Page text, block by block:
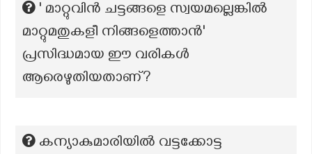
' മാറ്റുവിൻ ചട്ടങ്ങളെ സ്വയമല്ലെങ്കിൽ
മാറ്റുമതുകളീ നിങ്ങളെത്താൻ'
പ്രസിദ്ധമായ ഈ വരികൾ
ആരെഴുതിയതാണ്?
കന്യാകുമാരിയിൽ വട്ടക്കോട്ട